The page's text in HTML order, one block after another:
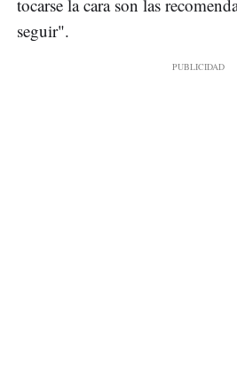
tocarse la cara son las
seguir".